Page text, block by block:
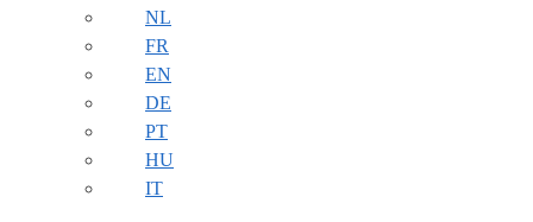
NL
FR
EN
DE
PT
HU
IT